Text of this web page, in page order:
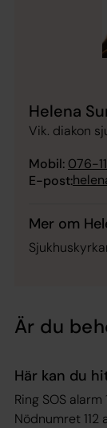
Helena
Vik. diakon
Mobil: 076-
E-post:
Mer om
Är du
Här kan du
Ring SOS alarm
Nödnumret